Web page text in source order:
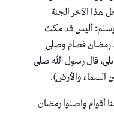
هذا الآخر الجنة
وسلم: أليس قد مكث
رمضان فصام وصلى
قال رسول الله صلى
السماء والأرض).
أقوام واصلوا رمضان